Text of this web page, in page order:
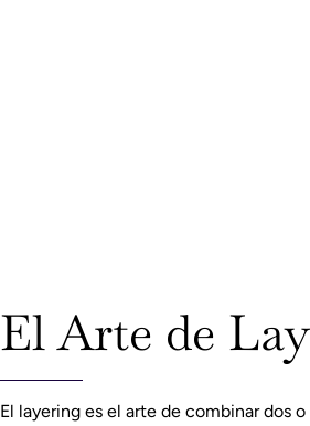
El Arte de
El layering es el arte de combinar dos